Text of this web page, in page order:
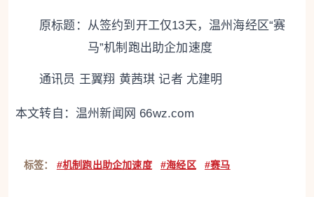
原标题： 从签约到开工仅13天，温州海经区“赛
马”机制跑出助企加速度
通讯员 王翼翔 黄茜琪 记者 尤建明
本文转自： 温州新闻网 66wz.com
标签： #机制跑出助企加速度 #海经区 #赛马